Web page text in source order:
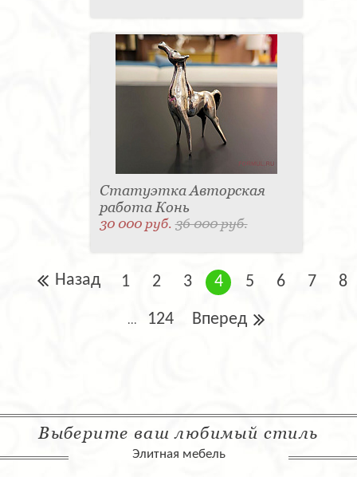
Статуэтка Авторская
работа Конь
30 000 руб.36 000 руб.
Назад 1 2 3 4 5 6 7 8
... 124 Вперед
Выберите ваш любимый стиль
Элитная мебель